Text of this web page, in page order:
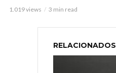
1.019 views 3 min read
RELACIONADOS